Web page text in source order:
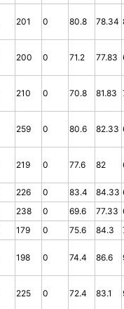
201 0 80.8 78.34
200 0 71.2 77.83
210 0 70.8 81.83
259 0 80.6 82.33
219 0 77.6 82
226 0 83.4 84.33
238 0 69.6 77.33
179 0 75.6 84.3
198 0 74.4 86.6
225 0 72.4 83.1